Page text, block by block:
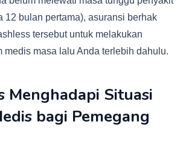
12 bulan pertama), asuransi berhak
tersebut untuk melakukan
medis masa lalu Anda terlebih dahulu.
Menghadapi Situasi
bagi Pemegang